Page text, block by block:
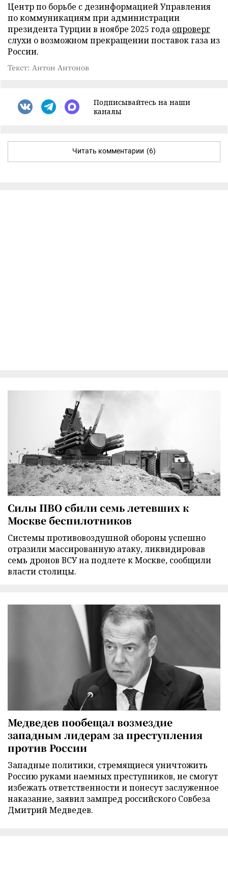
Центр по борьбе с дезинформацией Управления
по коммуникациям при администрации
президента Турции в ноябре 2025 года опроверг
слухи о возможном прекращении поставок газа из
России.
Текст: Антон Антонов
Подписывайтесь на наши
каналы
Читать комментарии (6)
Силы ПВО сбили семь летевших к
Москве беспилотников
Cистемы противовоздушной обороны успешно
отразили массированную атаку, ликвидировав
семь дронов ВСУ на подлете к Москве, сообщили
власти столицы.
Медведев пообещал возмездие
западным лидерам за преступления
против России
Западные политики, стремящиеся уничтожить
Россию руками наемных преступников, не смогут
избежать ответственности и понесут заслуженное
наказание, заявил зампред российского Совбеза
Дмитрий Медведев.